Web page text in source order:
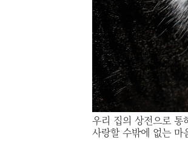
우리 집의 상전으로 통
사랑할 수밖에 없는 마